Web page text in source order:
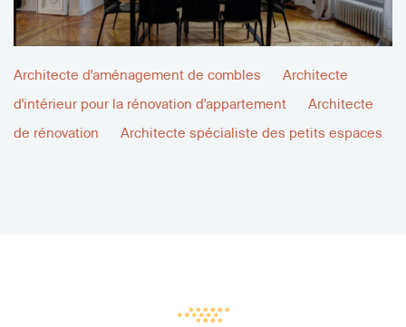
Architecte d'aménagement de combles
Architecte
d'intérieur pour la rénovation d'appartement
Architecte
de rénovation
Architecte spécialiste des petits espaces